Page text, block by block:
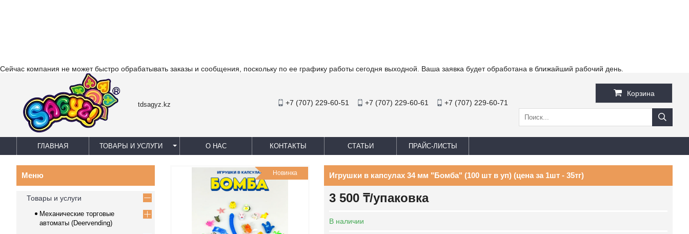
Сейчас компания не может быстро обрабатывать заказы и сообщения, поскольку по ее графику работы сегодня выходной. Ваша заявка будет обработана в ближайший рабочий день.
tdsagyz.kz +7 (707) 229-60-51 +7 (707) 229-60-61 +7 (707) 229-60-71
Корзина
ГЛАВНАЯ ТОВАРЫ И УСЛУГИ О НАС КОНТАКТЫ СТАТЬИ ПРАЙС-ЛИСТЫ
Новинка Игрушки в капсулах 34 мм "Бомба" (100 шт в уп) (цена за 1шт - 35тг)
3 500 ₸/упаковка
В наличии
Товары и услуги
Механические торговые
автоматы (Deervending)